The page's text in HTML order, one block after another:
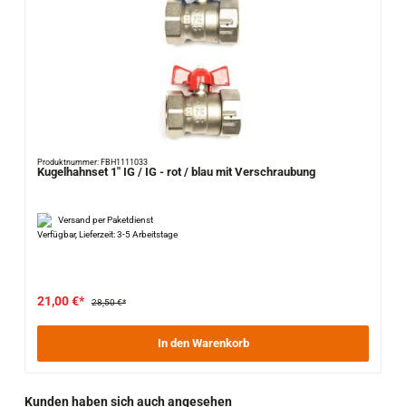
Produktnummer: FBH1111033
Kugelhahnset 1" IG / IG - rot / blau mit Verschraubung
Versand per Paketdienst
Verfügbar, Lieferzeit: 3-5 Arbeitstage
21,00 €* 28,50 €*
In den Warenkorb
Produktgalerie überspringen
Kunden haben sich auch angesehen